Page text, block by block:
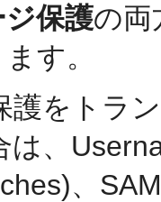
保護の両
す。
護をトラ
は、
、